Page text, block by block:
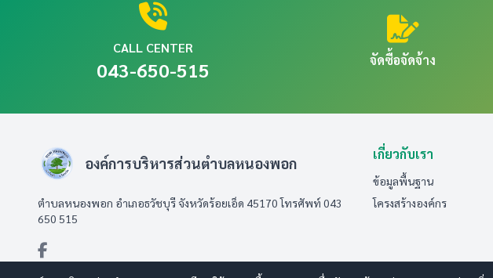
CALL CENTER
043-650-515 จัดซื้อจัดจ้าง
องค์การบริหารส่วนตำบลหนองพอก
ตำบลหนองพอก อำเภอธวัชบุรี จังหวัดร้อยเอ็ด 45170 โทรศัพท์ 043
650 515
เกี่ยวกับเรา
ข้อมูลพื้นฐาน
โครงสร้างองค์กร